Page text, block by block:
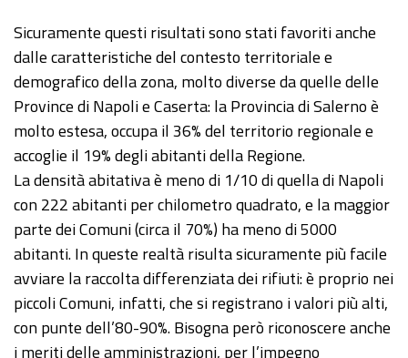
Sicuramente questi risultati sono stati favoriti anche
dalle caratteristiche del contesto territoriale e
demografico della zona, molto diverse da quelle delle
Province di Napoli e Caserta: la Provincia di Salerno è
molto estesa, occupa il 36% del territorio regionale e
accoglie il 19% degli abitanti della Regione.
La densità abitativa è meno di 1/10 di quella di Napoli
con 222 abitanti per chilometro quadrato, e la maggior
parte dei Comuni (circa il 70%) ha meno di 5000
abitanti. In queste realtà risulta sicuramente più facile
avviare la raccolta differenziata dei rifiuti: è proprio nei
piccoli Comuni, infatti, che si registrano i valori più alti,
con punte dell’80-90%. Bisogna però riconoscere anche
i meriti delle amministrazioni, per l’impegno